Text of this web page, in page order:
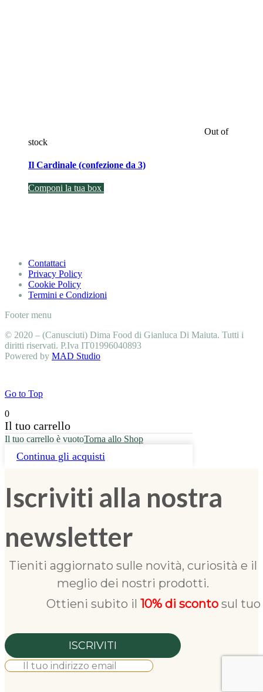
Out of
stock
Il Cardinale (confezione da 3)
Componi la tua box
Contattaci
Privacy Policy
Cookie Policy
Termini e Condizioni
Footer menu
© 2020 – (Canusciuti) Dima Food di Gianluca Di Maiuta. Tutti i
diritti riservati. P.Iva IT01996040893
Powered by MAD Studio
Go to Top
0
Il tuo carrello
Il tuo carrello è vuotoTorna allo Shop
Continua gli acquisti
Iscriviti alla nostra
newsletter
Tieniti aggiornato sulle novità, curiosità e il
meglio dei nostri prodotti.
Ottieni subito il 10% di scontosul tuo
ISCRIVITI